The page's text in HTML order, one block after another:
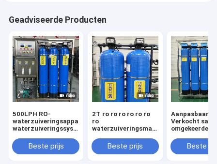
Geadviseerde Producten
500LPH RO-
waterzuiveringsapparatuur
waterzuiveringssysteem
osmoseBeste prijs
2T ro ro ro ro ro ro
ro
waterzuiveringsmachine
systemen
waterzuiveringsinstallatie
Beste prijs
Aanpasbaar
Verkocht
omgekeerde
Mineral UV
Beste